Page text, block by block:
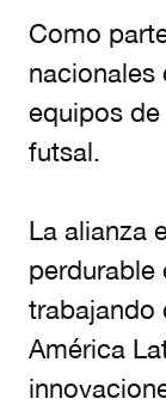
Como
nacionales
equipos
futsal.
La alianza
perdurable
trabajando
América